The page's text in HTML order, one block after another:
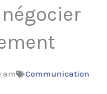
am Communication